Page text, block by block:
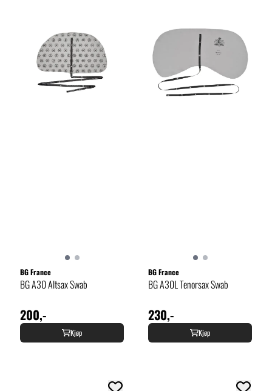
BG France
BG A30 Altsax Swab
200,-
Kjøp
BG France
BG A30L Tenorsax Swab
230,-
Kjøp